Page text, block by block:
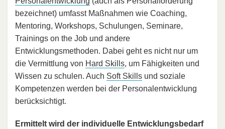
bezeichnet) umfasst Maßnahmen wie Coaching,
Mentoring, Workshops, Schulungen, Seminare,
Trainings on the Job und andere
Entwicklungsmethoden. Dabei geht es nicht nur um
die Vermittlung von Hard Skills, um Fähigkeiten und
Wissen zu schulen. Auch Soft Skills und soziale
Kompetenzen werden bei der Personalentwicklung
berücksichtigt.
Ermittelt wird der individuelle Entwicklungsbedarf